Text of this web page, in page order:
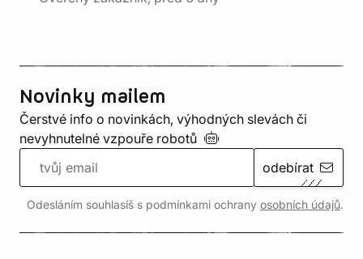
Novinky mailem
Čerstvé info o novinkách, výhodných slevách či
nevyhnutelné vzpouře robotů
odebírat
Odesláním souhlasíš s podmínkami ochrany osobních údajů.